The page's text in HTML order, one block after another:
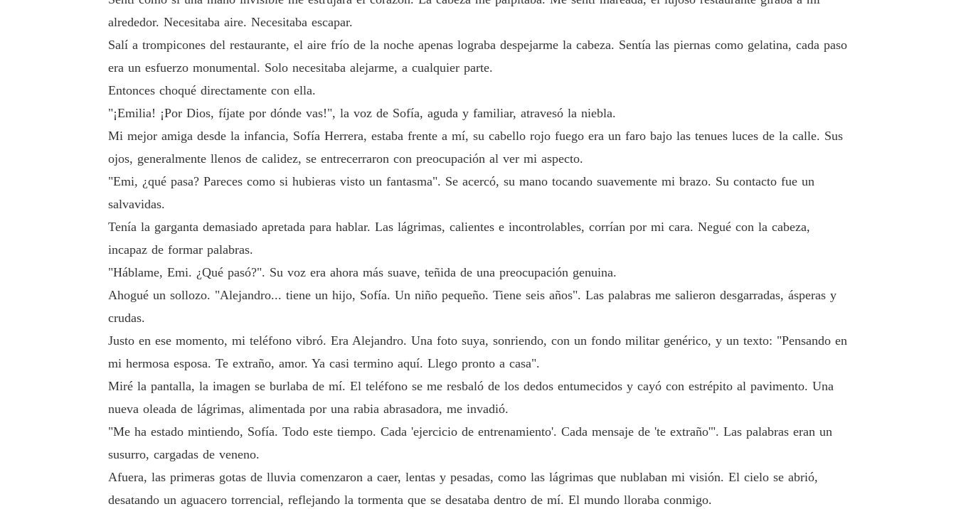
alrededor. Necesitaba aire. Necesitaba escapar.
Salí a trompicones del restaurante, el aire frío de la noche apenas lograba despejarme la cabeza. Sentía las piernas como gelatina, cada paso
era un esfuerzo monumental. Solo necesitaba alejarme, a cualquier parte.
Entonces choqué directamente con ella.
"¡Emilia! ¡Por Dios, fíjate por dónde vas!", la voz de Sofía, aguda y familiar, atravesó la niebla.
Mi mejor amiga desde la infancia, Sofía Herrera, estaba frente a mí, su cabello rojo fuego era un faro bajo las tenues luces de la calle. Sus
ojos, generalmente llenos de calidez, se entrecerraron con preocupación al ver mi aspecto.
"Emi, ¿qué pasa? Pareces como si hubieras visto un fantasma". Se acercó, su mano tocando suavemente mi brazo. Su contacto fue un
salvavidas.
Tenía la garganta demasiado apretada para hablar. Las lágrimas, calientes e incontrolables, corrían por mi cara. Negué con la cabeza,
incapaz de formar palabras.
"Háblame, Emi. ¿Qué pasó?". Su voz era ahora más suave, teñida de una preocupación genuina.
Ahogué un sollozo. "Alejandro... tiene un hijo, Sofía. Un niño pequeño. Tiene seis años". Las palabras me salieron desgarradas, ásperas y
crudas.
Justo en ese momento, mi teléfono vibró. Era Alejandro. Una foto suya, sonriendo, con un fondo militar genérico, y un texto: "Pensando en
mi hermosa esposa. Te extraño, amor. Ya casi termino aquí. Llego pronto a casa".
Miré la pantalla, la imagen se burlaba de mí. El teléfono se me resbaló de los dedos entumecidos y cayó con estrépito al pavimento. Una
nueva oleada de lágrimas, alimentada por una rabia abrasadora, me invadió.
"Me ha estado mintiendo, Sofía. Todo este tiempo. Cada 'ejercicio de entrenamiento'. Cada mensaje de 'te extraño'". Las palabras eran un
susurro, cargadas de veneno.
Afuera, las primeras gotas de lluvia comenzaron a caer, lentas y pesadas, como las lágrimas que nublaban mi visión. El cielo se abrió,
desatando un aguacero torrencial, reflejando la tormenta que se desataba dentro de mí. El mundo lloraba conmigo.